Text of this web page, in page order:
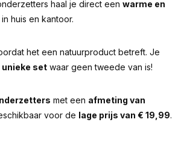
haal je direct een warme en
in huis en kantoor.
het een natuurproduct betreft. Je
unieke set waar geen tweede van is!
met een afmeting van
voor de lage prijs van € 19,99.